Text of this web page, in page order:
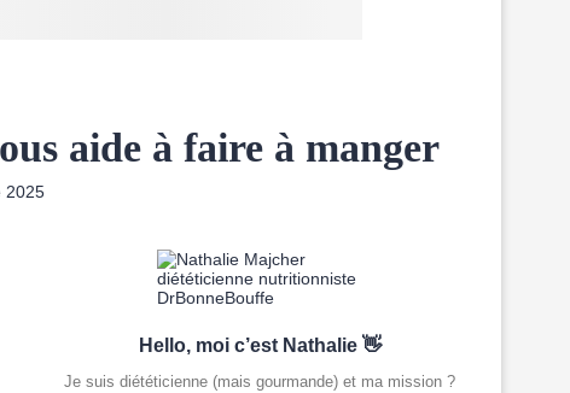
aide à faire à manger
2025
Hello, moi c’est Nathalie 👋
Je suis diététicienne (mais gourmande) et ma mission ?